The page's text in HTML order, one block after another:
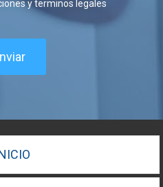
y terminos legales